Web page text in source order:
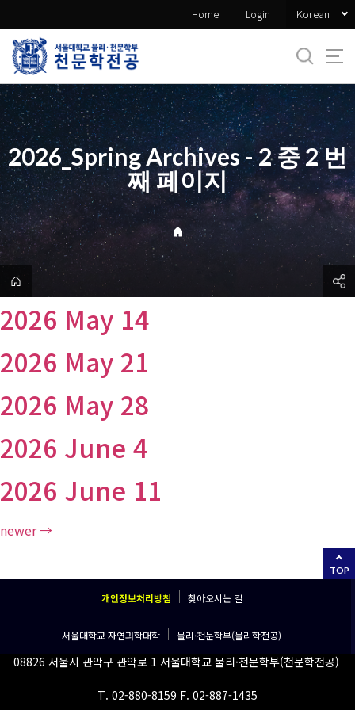
로
메
뉴
Home Login Korean
2026_Spring Archives - 2 중 2 번
째 페이지
2026 May 14
2026 May 21
2026 May 28
2026 June 4
2026 June 11
newer→
TOP
개인정보처리방침 찾아오시는 길
서울대학교 자연과학대학 물리·천문학부(물리학전공)
08826 서울시 관악구 관악로 1 서울대학교 물리·천문학부(천문학전공)
T. 02-880-8159 F. 02-887-1435